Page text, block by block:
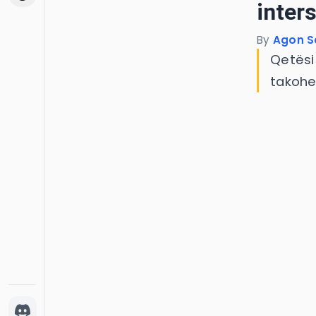
By Agon
Qetësi